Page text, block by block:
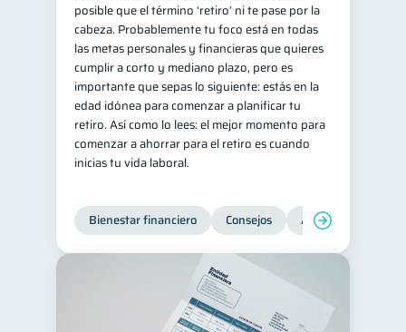
posible que el término ‘retiro’ ni te pase por la
cabeza. Probablemente tu foco está en todas
las metas personales y financieras que quieres
cumplir a corto y mediano plazo, pero es
importante que sepas lo siguiente: estás en la
edad idónea para comenzar a planificar tu
retiro. Así como lo lees: el mejor momento para
comenzar a ahorrar para el retiro es cuando
inicias tu vida laboral.
Bienestar financiero Consejos Ahorro